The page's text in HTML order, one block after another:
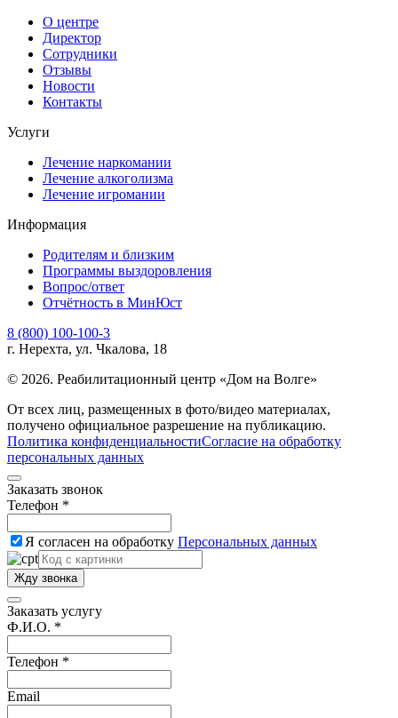
О центре
Директор
Сотрудники
Отзывы
Новости
Контакты
Услуги
Лечение наркомании
Лечение алкоголизма
Лечение игромании
Информация
Родителям и близким
Программы выздоровления
Вопрос/ответ
Отчётность в МинЮст
8 (800) 100-100-3
г. Нерехта, ул. Чкалова, 18
© 2026. Реабилитационный центр «Дом на Волге»
От всех лиц, размещенных в фото/видео материалах,
получено официальное разрешение на публикацию.
Политика конфиденциальностиСогласие на обработку
персональных данных
Заказать звонок
Телефон *
Я согласен на обработку Персональных данных
Жду звонка
Заказать услугу
Ф.И.О. *
Телефон *
Email